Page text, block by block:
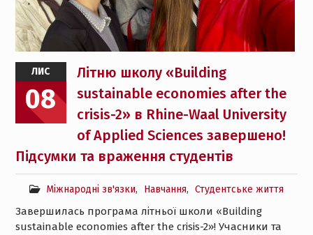
ЛИС
08
Літню школу «Building
sustainable economies after the
crisis-2» в Rhine-Waal University
of Applied Sciences завершено!
Підсумки та враження студентів
Міжнародні зв'язки, Навчання, Студентське життя
Завершилась програма літньої школи «Building
sustainable economies after the crisis-2»! Учасники та